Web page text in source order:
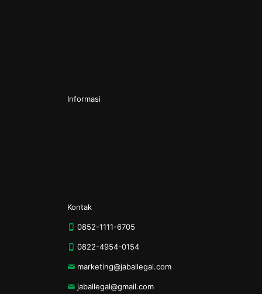
Informasi
Kontak
0852-1111-6705
0822-4954-0154
marketing@jaballegal.com
jaballegal@gmail.com